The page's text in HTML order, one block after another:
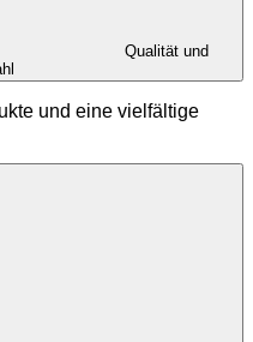
Qualität und
und eine vielfältige